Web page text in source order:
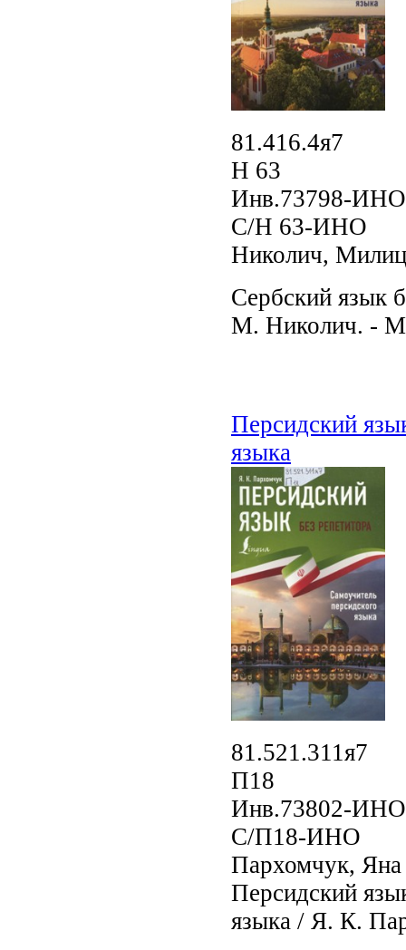
81.416.4я7
Н 63
Инв.73798-ИНО
С/Н 63-ИНО
Николич,
Сербский язык
М. Николич. -
Персидский
языка
81.521.311я7
П18
Инв.73802-ИНО
С/П18-ИНО
Пархомчук, Яна
Персидский
языка / Я. К.